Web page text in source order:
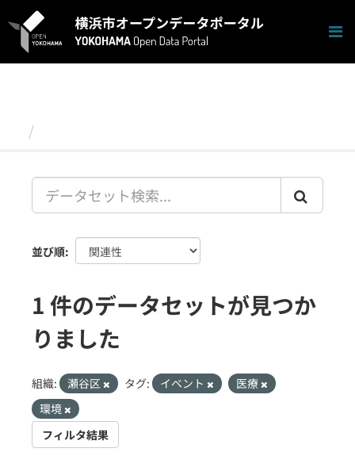
キ
並び順
1 件のデータセットが見つか
りました
組織: 瀬谷区 タグ: イベント
医療
環境
フィルタ結果